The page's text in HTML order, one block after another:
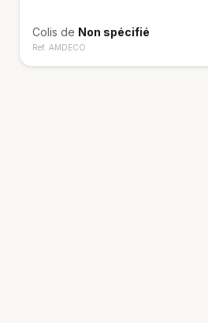
Colis de Non spécifié
Ref. AMDECO